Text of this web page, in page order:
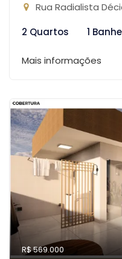
Rua Radialista Décio
2 Quartos
1
Mais informações
R$ 569.000